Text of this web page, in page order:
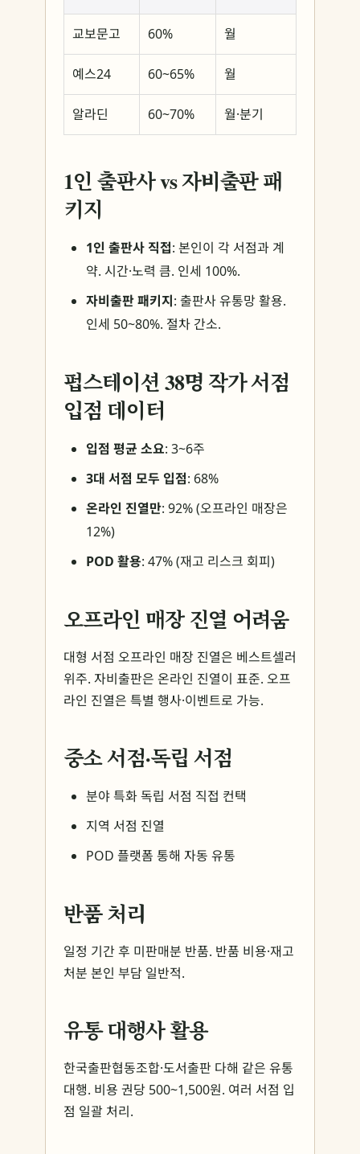
교보문고 60% 월
예스24 60~65% 월
알라딘 60~70% 월·분기
1인 출판사 vs 자비출판 패
키지
1인 출판사 직접: 본인이 각 서점과 계
약. 시간·노력 큼. 인세 100%.
자비출판 패키지: 출판사 유통망 활용.
인세 50~80%. 절차 간소.
펍스테이션 38명 작가 서점
입점 데이터
입점 평균 소요: 3~6주
3대 서점 모두 입점: 68%
온라인 진열만: 92% (오프라인 매장은
12%)
POD 활용: 47% (재고 리스크 회피)
오프라인 매장 진열 어려움
대형 서점 오프라인 매장 진열은 베스트셀러
위주. 자비출판은 온라인 진열이 표준. 오프
라인 진열은 특별 행사·이벤트로 가능.
중소 서점·독립 서점
분야 특화 독립 서점 직접 컨택
지역 서점 진열
POD 플랫폼 통해 자동 유통
반품 처리
일정 기간 후 미판매분 반품. 반품 비용·재고
처분 본인 부담 일반적.
유통 대행사 활용
한국출판협동조합·도서출판 다해 같은 유통
대행. 비용 권당 500~1,500원. 여러 서점 입
점 일괄 처리.